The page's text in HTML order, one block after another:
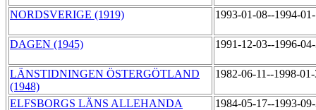
NORDSVERIGE (1919) 1993-01-08--1994-
DAGEN (1945) 1991-12-03--1996-
LÄNSTIDNINGEN ÖSTERGÖTLAND
(1948)
1982-06-11--1998-
ELFSBORGS LÄNS ALLEHANDA
1984-05-17--1993-